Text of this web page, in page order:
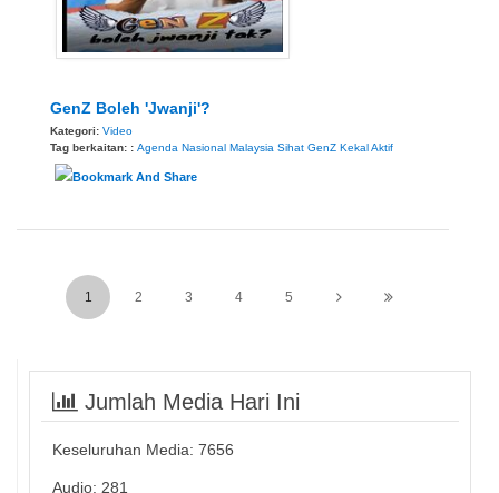
GenZ Boleh 'Jwanji'?
Kategori: Video
Tag berkaitan: : Agenda Nasional Malaysia Sihat GenZ Kekal Aktif
1 2 3 4 5
Jumlah Media Hari Ini
Keseluruhan Media: 7656
Audio: 281